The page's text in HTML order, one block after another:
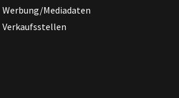
Werbung/Mediadaten
Verkaufsstellen